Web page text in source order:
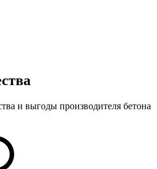
и выгоды производителя бетона